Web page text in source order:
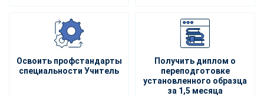
Освоить профстандарты
специальности Учитель
Получить диплом о
переподготовке
установленного образца
за 1,5 месяца